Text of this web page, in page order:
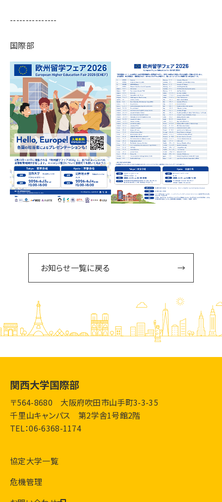
---------------
国際部
お知らせ一覧に戻る
関西大学国際部
〒564-8680 大阪府吹田市山手町3-3-35
千里山キャンパス 第2学舎1号館2階
TEL：06-6368-1174
協定大学一覧
危機管理